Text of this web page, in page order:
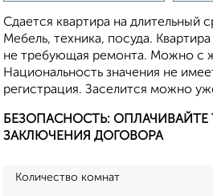
Сдается квартира на длительный
Мебель, техника, посуда.
не требующая ремонта. Можно с
Национальность значения не
регистрация. Заселится можно
БЕЗОПАСНОСТЬ:
ЗАКЛЮЧЕНИЯ ДОГОВОРА
Количество комнат